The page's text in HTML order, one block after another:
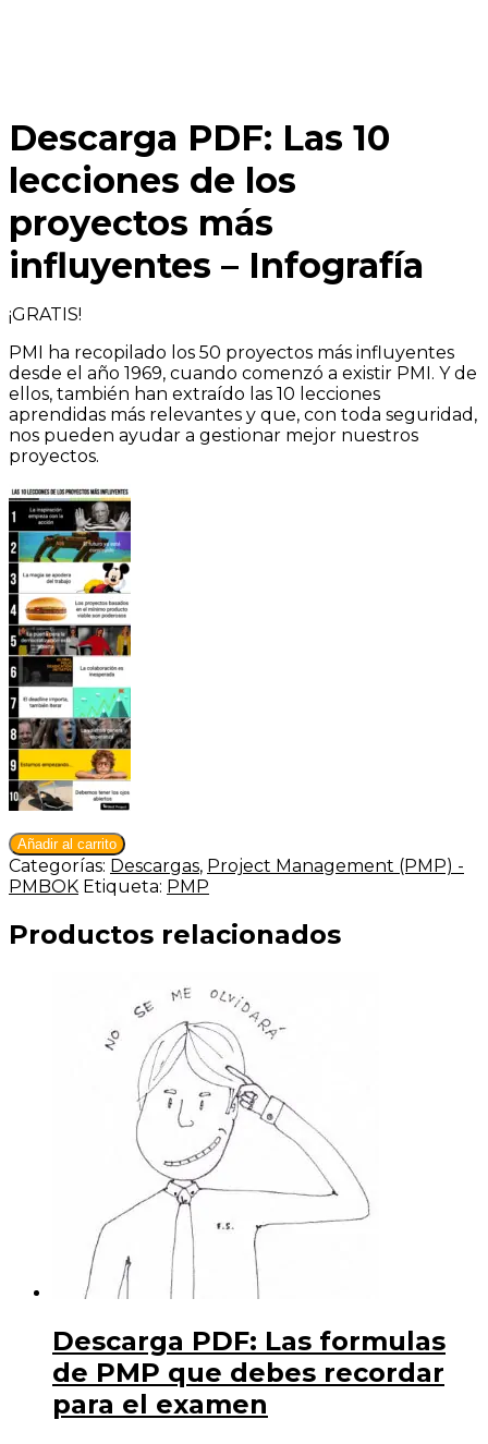
Descarga PDF: Las 10
lecciones de los
proyectos más
influyentes – Infografía
¡GRATIS!
PMI ha recopilado los 50 proyectos más influyentes
desde el año 1969, cuando comenzó a existir PMI. Y de
ellos, también han extraído las 10 lecciones
aprendidas más relevantes y que, con toda seguridad,
nos pueden ayudar a gestionar mejor nuestros
proyectos.
Descarga
PDF:
Las
lecciones
de
Añadir al carrito
Categorías: Descargas, Project Management (PMP) -
PMBOK Etiqueta: PMP
Productos relacionados
Descarga PDF: Las formulas
de PMP que debes recordar
para el examen